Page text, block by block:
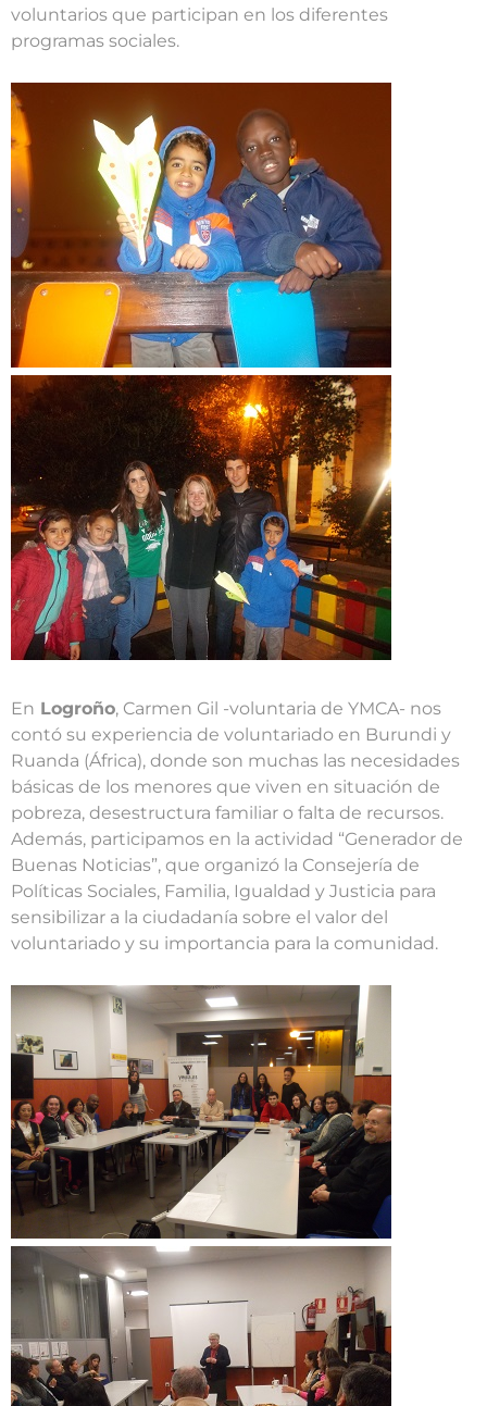
voluntarios que participan en los diferentes
programas sociales.
En Logroño, Carmen Gil -voluntaria de YMCA- nos
contó su experiencia de voluntariado en Burundi y
Ruanda (África), donde son muchas las necesidades
básicas de los menores que viven en situación de
pobreza, desestructura familiar o falta de recursos.
Además, participamos en la actividad “Generador de
Buenas Noticias”, que organizó la Consejería de
Políticas Sociales, Familia, Igualdad y Justicia para
sensibilizar a la ciudadanía sobre el valor del
voluntariado y su importancia para la comunidad.